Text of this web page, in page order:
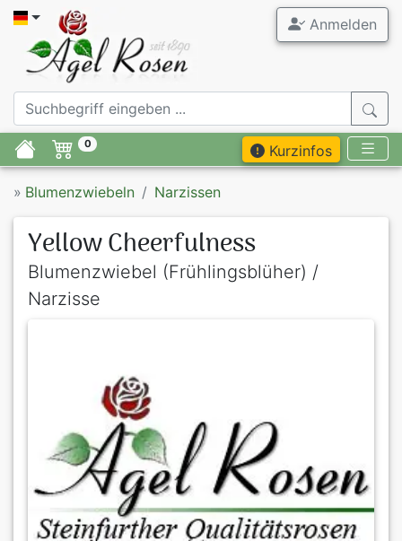
Anmelden
0 Kurzinfos
» Blumenzwiebeln Narzissen
Yellow Cheerfulness
Blumenzwiebel (Frühlingsblüher) /
Narzisse